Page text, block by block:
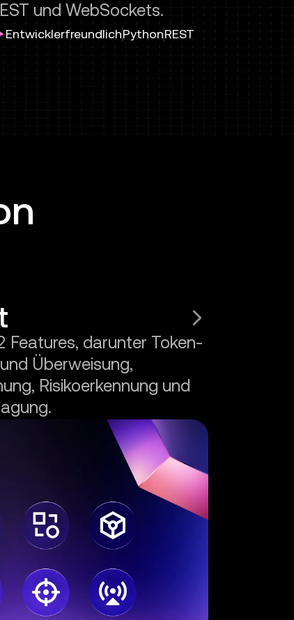
und WebSockets.
EntwicklerfreundlichPythonREST
Features, darunter Token-
Überweisung,
Risikoerkennung und